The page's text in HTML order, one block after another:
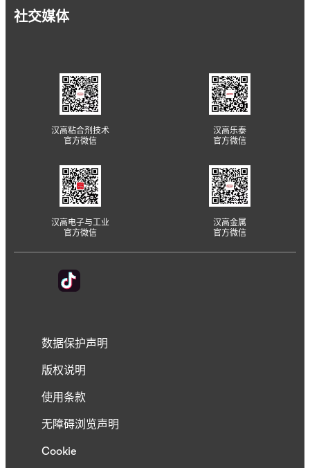
社交媒体
汉高粘合剂技术
官方微信
汉高乐泰
官方微信
汉高电子与工业
官方微信
汉高金属
官方微信
数据保护声明
版权说明
使用条款
无障碍浏览声明
Cookie